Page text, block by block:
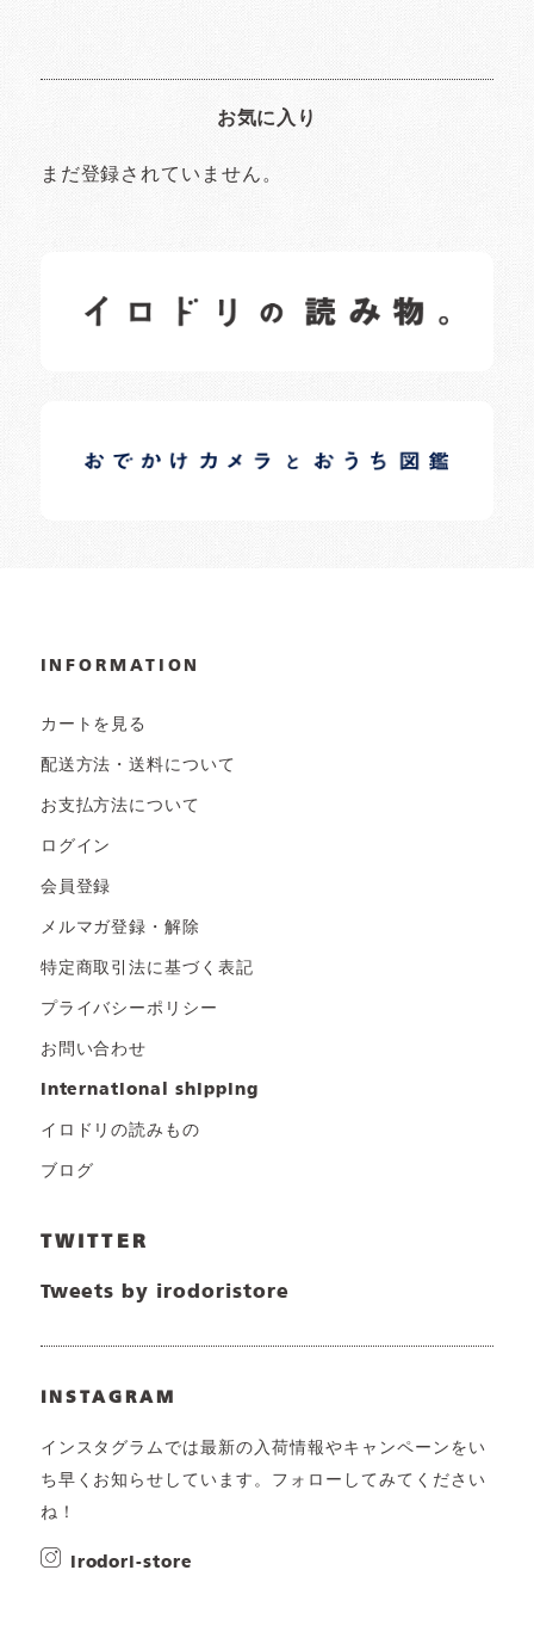
お気に入り
まだ登録されていません。
日常の様子など随時更新中です。
日常の様子など随時更新中です。
INFORMATION
カートを見る
配送方法・送料について
お支払方法について
ログイン
会員登録
メルマガ登録・解除
特定商取引法に基づく表記
プライバシーポリシー
お問い合わせ
international shipping
イロドリの読みもの
ブログ
TWITTER
Tweets by irodoristore
INSTAGRAM
インスタグラムでは最新の入荷情報やキャンペーンをい
ち早くお知らせしています。フォローしてみてください
ね！
irodori-store